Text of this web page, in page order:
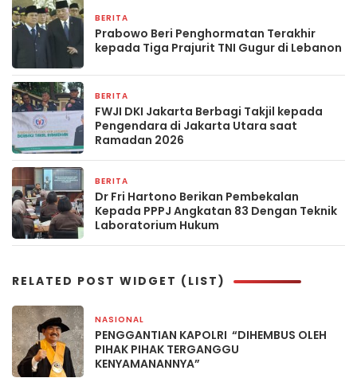
BERITA
Prabowo Beri Penghormatan Terakhir
kepada Tiga Prajurit TNI Gugur di Lebanon
BERITA
FWJI DKI Jakarta Berbagi Takjil kepada
Pengendara di Jakarta Utara saat
Ramadan 2026
BERITA
Dr Fri Hartono Berikan Pembekalan
Kepada PPPJ Angkatan 83 Dengan Teknik
Laboratorium Hukum
RELATED POST WIDGET (LIST)
NASIONAL
PENGGANTIAN KAPOLRI “DIHEMBUS OLEH
PIHAK PIHAK TERGANGGU
KENYAMANANNYA”